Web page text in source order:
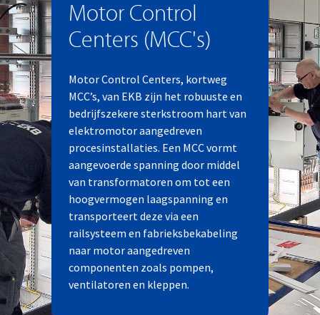
Motor Control
Centers (MCC's)
Motor Control Centers, kortweg
MCC’s, van EKB zijn het robuuste en
bedrijfszekere sterkstroom hart van
elektromotor aangedreven
procesinstallaties. Een MCC vormt
aangevoerde spanning door middel
van transformatoren om tot een
hoogvermogen laagspanning en
transporteert deze via een
railsysteem en fabrieksbekabeling
naar motor aangedreven
componenten zoals pompen,
ventilatoren en kleppen.